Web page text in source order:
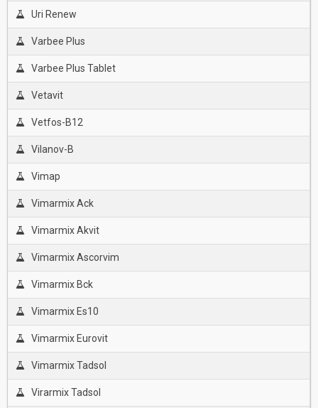
Uri Renew
Varbee Plus
Varbee Plus Tablet
Vetavit
Vetfos-B12
Vilanov-B
Vimap
Vimarmix Ack
Vimarmix Akvit
Vimarmix Ascorvim
Vimarmix Bck
Vimarmix Es10
Vimarmix Eurovit
Vimarmix Tadsol
Virarmix Tadsol